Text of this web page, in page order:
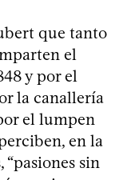
que tanto
el
y por el
la canallería
el lumpen
en la
sin